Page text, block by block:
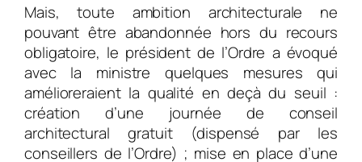
Mais, toute ambition architecturale ne
pouvant être abandonnée hors du recours
obligatoire, le président de l’Ordre a évoqué
avec la ministre quelques mesures qui
amélioreraient la qualité en deçà du seuil :
création d’une journée de conseil
architectural gratuit (dispensé par les
conseillers de l’Ordre) ; mise en place d’une